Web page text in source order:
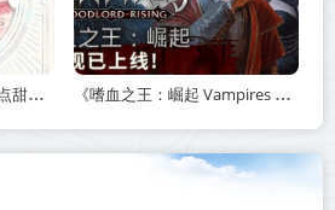
[言情小说]《顶流夫妇有点甜》作者：图样先森【完结】丨小说资源百度网盘免费txt下载 《嗜血之王：崛起 Vampires Bloodlord Rising》v1.5.0.21247-免安装中文版【单机+联机】丨中文版网盘下载